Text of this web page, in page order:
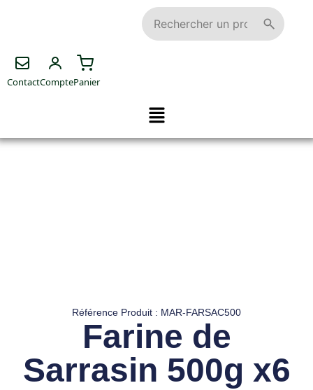
ContactComptePanier
Référence Produit : MAR-FARSAC500
Farine de
Sarrasin 500g x6